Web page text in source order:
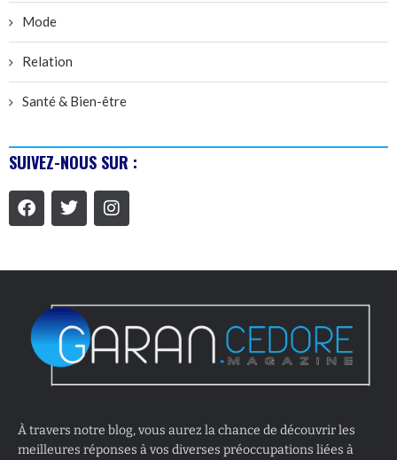
Mode
Relation
Santé & Bien-être
SUIVEZ-NOUS SUR :
À travers notre blog, vous aurez la chance de découvrir les
meilleures réponses à vos diverses préoccupations liées à